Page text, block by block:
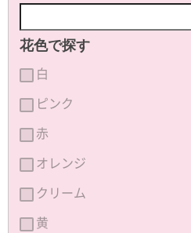
花色で探す
白
ピンク
赤
オレンジ
クリーム
黄